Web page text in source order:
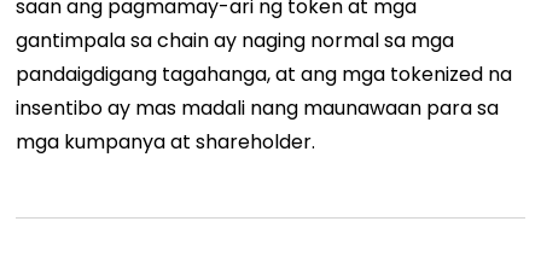
saan ang pagmamay-ari ng token at mga
gantimpala sa chain ay naging normal sa mga
pandaigdigang tagahanga, at ang mga tokenized na
insentibo ay mas madali nang maunawaan para sa
mga kumpanya at shareholder.